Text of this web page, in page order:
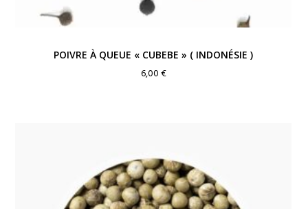
POIVRE À QUEUE « CUBEBE » ( INDONÉSIE )
6,00€